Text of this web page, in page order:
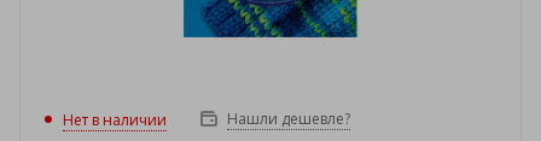
Нет в наличии Нашли дешевле?